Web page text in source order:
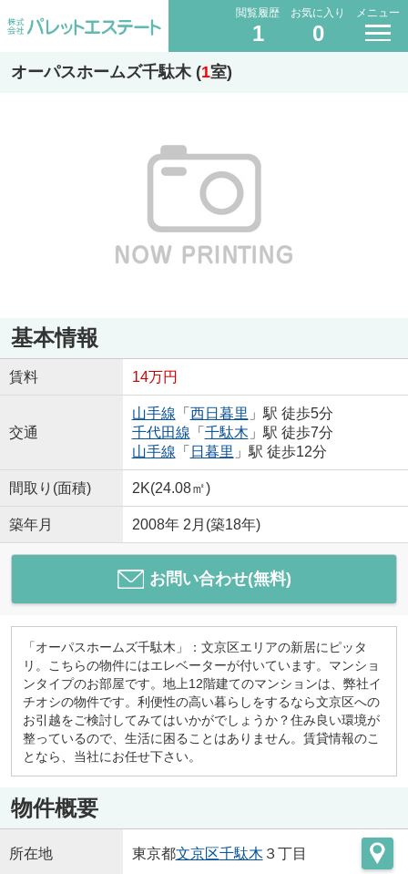
閲覧履歴
1
お気に入り
0
メニュー
オーパスホームズ千駄木 (1室)
基本情報
賃料 14万円
交通
山手線 「 西日暮里 」駅 徒歩5分
千代田線 「 千駄木 」駅 徒歩7分
山手線 「 日暮里 」駅 徒歩12分
間取り(面積) 2K(24.08㎡)
築年月 2008年 2月(築18年)
お問い合わせ(無料)
「オーパスホームズ千駄木」：文京区エリアの新居にピッタ
リ。こちらの物件にはエレベーターが付いています。マンショ
ンタイプのお部屋です。地上12階建てのマンションは、弊社イ
チオシの物件です。利便性の高い暮らしをするなら文京区への
お引越をご検討してみてはいかがでしょうか？住み良い環境が
整っているので、生活に困ることはありません。賃貸情報のこ
となら、当社にお任せ下さい。
物件概要
所在地 東京都文京区千駄木 ３丁目